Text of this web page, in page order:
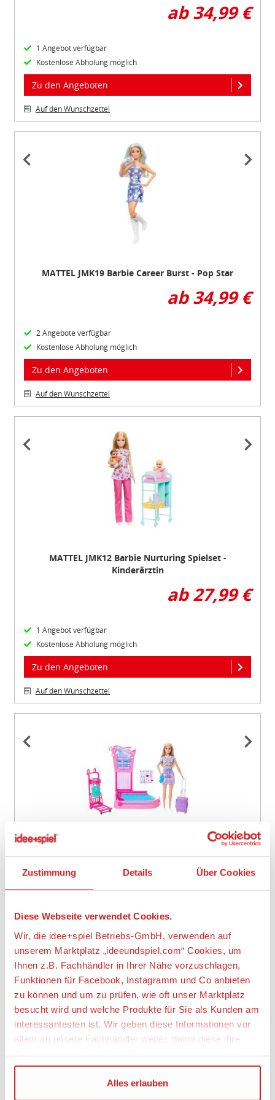
Zustimmung Details Über Cookies
Diese Webseite verwendet Cookies.
Wir, die idee+spiel Betriebs-GmbH, verwenden auf
unserem Marktplatz „ideeundspiel.com“ Cookies, um
Ihnen z.B. Fachhändler in Ihrer Nähe vorzuschlagen,
Funktionen für Facebook, Instagramm und Co anbieten
zu können und um zu prüfen, wie oft unser Marktplatz
besucht wird und welche Produkte für Sie als Kunden am
interessantesten ist. Wir geben diese Informationen vor
allem an unsere Fachhändler weiter, damit diese ihre
Wir verwenden den Google Tag Manager um weitere
Dienste einzubinden.
Alles erlauben
ab 34,99 €
1 Angebot verfügbar
Kostenlose Abholung möglich
Zu den Angeboten
Auf den Wunschzettel
MATTEL JMK19 Barbie Career Burst - Pop Star
ab 34,99 €
2 Angebote verfügbar
Kostenlose Abholung möglich
Zu den Angeboten
Auf den Wunschzettel
MATTEL JMK12 Barbie Nurturing Spielset -
Kinderärztin
ab 27,99 €
1 Angebot verfügbar
Kostenlose Abholung möglich
Zu den Angeboten
Auf den Wunschzettel
MATTEL JMJ49 Barbie Kofferband Spielset mit Puppe
ab 34,99 €
5 Angebote verfügbar
Zu den Angeboten
Auf den Wunschzettel
Item
1
of